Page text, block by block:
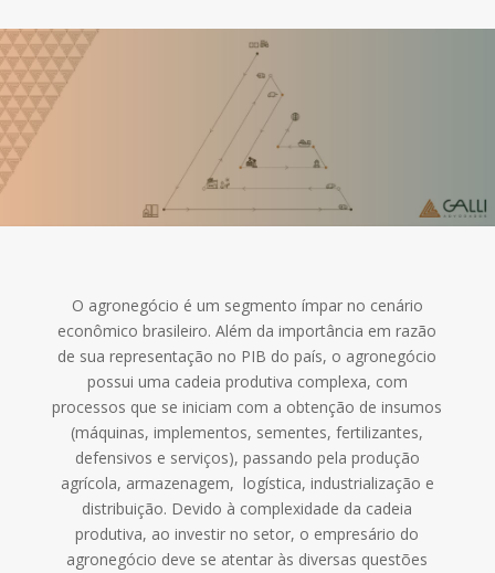
O agronegócio é um segmento ímpar no cenário
econômico brasileiro. Além da importância em razão
de sua representação no PIB do país, o agronegócio
possui uma cadeia produtiva complexa, com
processos que se iniciam com a obtenção de insumos
(máquinas, implementos, sementes, fertilizantes,
defensivos e serviços), passando pela produção
agrícola, armazenagem, logística, industrialização e
distribuição. Devido à complexidade da cadeia
produtiva, ao investir no setor, o empresário do
agronegócio deve se atentar às diversas questões